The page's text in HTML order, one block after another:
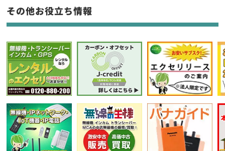
フリーワード入力(製品名等)
選択条件をリセット
その他お役立ち情報